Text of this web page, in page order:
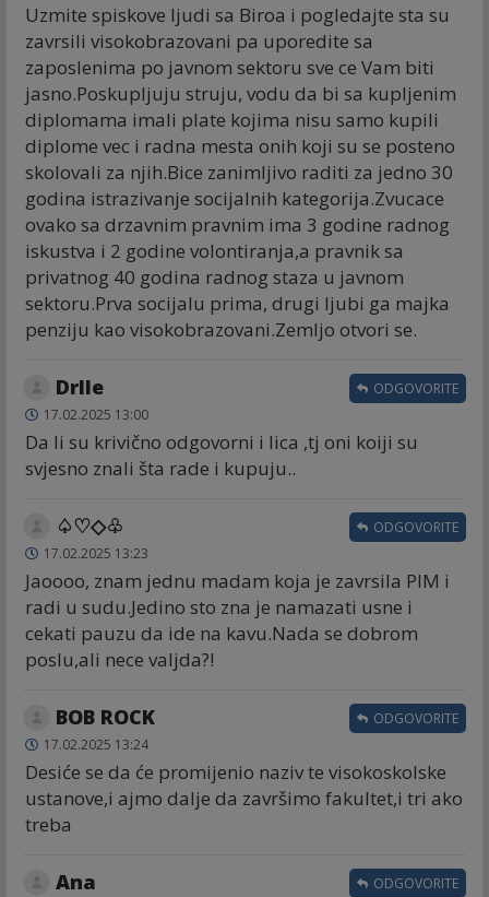
Uzmite spiskove ljudi sa Biroa i pogledajte sta su
zavrsili visokobrazovani pa uporedite sa
zaposlenima po javnom sektoru sve ce Vam biti
jasno.Poskupljuju struju, vodu da bi sa kupljenim
diplomama imali plate kojima nisu samo kupili
diplome vec i radna mesta onih koji su se posteno
skolovali za njih.Bice zanimljivo raditi za jedno 30
godina istrazivanje socijalnih kategorija.Zvucace
ovako sa drzavnim pravnim ima 3 godine radnog
iskustva i 2 godine volontiranja,a pravnik sa
privatnog 40 godina radnog staza u javnom
sektoru.Prva socijalu prima, drugi ljubi ga majka
penziju kao visokobrazovani.Zemljo otvori se.
Drlle
17.02.2025 13:00
Da li su krivično odgovorni i lica ,tj oni koiji su
svjesno znali šta rade i kupuju..
ODGOVORITE
♤♡◇♧
17.02.2025 13:23
Jaoooo, znam jednu madam koja je zavrsila PIM i
radi u sudu.Jedino sto zna je namazati usne i
cekati pauzu da ide na kavu.Nada se dobrom
poslu,ali nece valjda?!
ODGOVORITE
BOB ROCK
17.02.2025 13:24
Desiće se da će promijenio naziv te visokoskolske
ustanove,i ajmo dalje da završimo fakultet,i tri ako
treba
ODGOVORITE
Ana ODGOVORITE